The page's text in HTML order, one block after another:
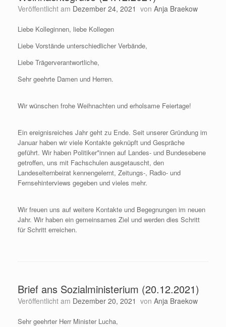
Veröffentlicht am Dezember 24, 2021 von Anja Braekow
Liebe Kolleginnen, liebe Kollegen
Liebe Vorstände unterschiedlicher Verbände,
Liebe Trägerverantwortliche,
Sehr geehrte Damen und Herren.
Wir wünschen frohe Weihnachten und erholsame Feiertage!
Ein ereignisreiches Jahr geht zu Ende. Seit unserer Gründung im
Januar haben wir viele Kontakte geknüpft und Gespräche
geführt. Wir haben Politiker*innen auf Landes- und Bundesebene
getroffen, uns mit Fachschulen ausgetauscht, den
Landeselternbeirat kennengelernt, Zeitungs-, Radio- und
Fernsehinterviews gegeben und vieles mehr.
Wir freuen uns auf weitere Kontakte und Begegnungen im neuen
Jahr. Wir haben ein gemeinsames Ziel und werden dies Schritt
für Schritt erreichen.
Brief ans Sozialministerium (20.12.2021)
Veröffentlicht am Dezember 20, 2021 von Anja Braekow
Sehr geehrter Herr Minister Lucha,